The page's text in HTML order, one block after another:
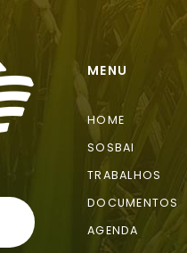
MENU
HOME
SOSBAI
TRABALHOS
DOCUMENTOS
AGENDA